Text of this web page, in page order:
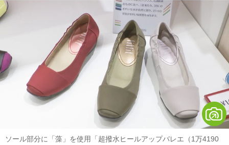
ソール部分に「藻」を使用「超撥水ヒールアップバレエ（1万4190